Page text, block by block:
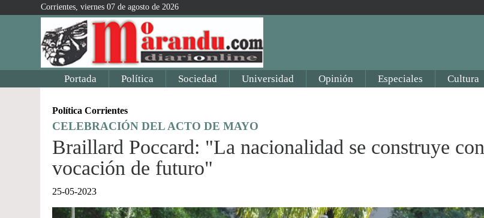
Corrientes, viernes 07 de agosto de 2026
Portada Política Sociedad Universidad Opinión Especiales Cultura
Política Corrientes
CELEBRACIÓN DEL ACTO DE MAYO
Braillard Poccard: "La nacionalidad se construye con
vocación de futuro"
25-05-2023